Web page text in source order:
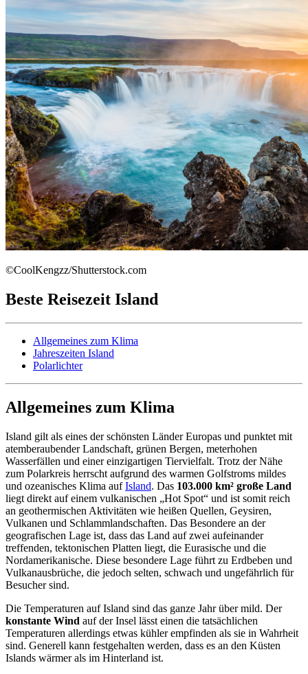
©CoolKengzz/Shutterstock.com
Beste Reisezeit Island
Allgemeines zum Klima
Jahreszeiten Island
Polarlichter
Allgemeines zum Klima
Island gilt als eines der schönsten Länder Europas und punktet mit
atemberaubender Landschaft, grünen Bergen, meterhohen
Wasserfällen und einer einzigartigen Tiervielfalt. Trotz der Nähe
zum Polarkreis herrscht aufgrund des warmen Golfstroms mildes
und ozeanisches Klima aufIsland. Das 103.000 km² große Land
liegt direkt auf einem vulkanischen „Hot Spot“ und ist somit reich
an geothermischen Aktivitäten wie heißen Quellen, Geysiren,
Vulkanen und Schlammlandschaften. Das Besondere an der
geografischen Lage ist, dass das Land auf zwei aufeinander
treffenden, tektonischen Platten liegt, die Eurasische und die
Nordamerikanische. Diese besondere Lage führt zu Erdbeben und
Vulkanausbrüche, die jedoch selten, schwach und ungefährlich für
Besucher sind.
Die Temperaturen auf Island sind das ganze Jahr über mild. Der
konstante Wind auf der Insel lässt einen die tatsächlichen
Temperaturen allerdings etwas kühler empfinden als sie in Wahrheit
sind. Generell kann festgehalten werden, dass es an den Küsten
Islands wärmer als im Hinterland ist.